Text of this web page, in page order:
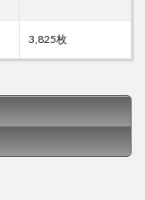
3,825枚